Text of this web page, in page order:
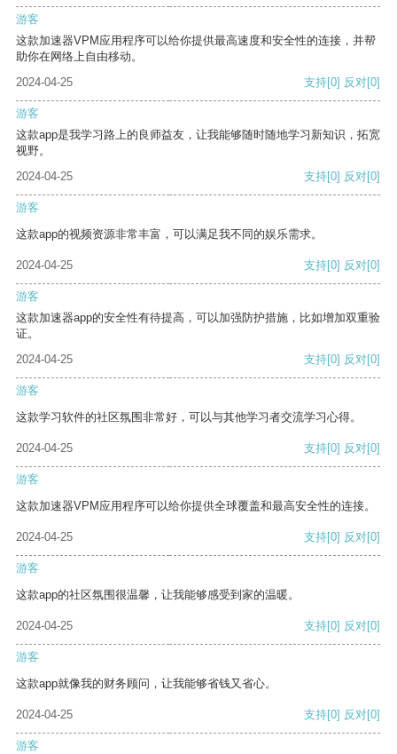
游客
这款加速器VPM应用程序可以给你提供最高速度和安全性的连接，并帮
助你在网络上自由移动。
2024-04-25
支持[0] 反对[0]
游客
这款app是我学习路上的良师益友，让我能够随时随地学习新知识，拓宽
视野。
2024-04-25
支持[0] 反对[0]
游客
这款app的视频资源非常丰富，可以满足我不同的娱乐需求。
2024-04-25 支持[0] 反对[0]
游客
这款加速器app的安全性有待提高，可以加强防护措施，比如增加双重验
证。
2024-04-25
支持[0] 反对[0]
游客
这款学习软件的社区氛围非常好，可以与其他学习者交流学习心得。
2024-04-25 支持[0] 反对[0]
游客
这款加速器VPM应用程序可以给你提供全球覆盖和最高安全性的连接。
2024-04-25 支持[0] 反对[0]
游客
这款app的社区氛围很温馨，让我能够感受到家的温暖。
2024-04-25 支持[0] 反对[0]
游客
这款app就像我的财务顾问，让我能够省钱又省心。
2024-04-25 支持[0] 反对[0]
游客